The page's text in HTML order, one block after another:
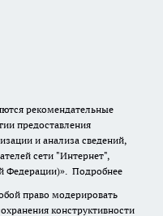
рекомендательные
предоставления
и анализа сведений,
сети "Интернет",
Федерации)». Подробнее
право модерировать
конструктивности